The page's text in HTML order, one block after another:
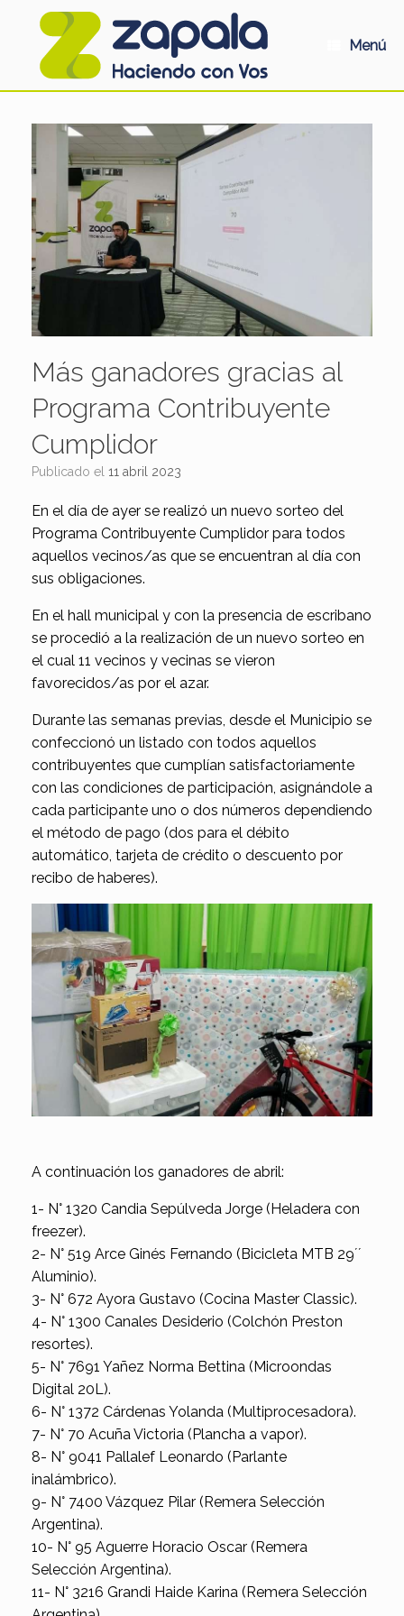
Menú
Más ganadores gracias al
Programa Contribuyente
Cumplidor
Publicado el 11 abril 2023
En el día de ayer se realizó un nuevo sorteo del
Programa Contribuyente Cumplidor para todos
aquellos vecinos/as que se encuentran al día con
sus obligaciones.
En el hall municipal y con la presencia de escribano
se procedió a la realización de un nuevo sorteo en
el cual 11 vecinos y vecinas se vieron
favorecidos/as por el azar.
Durante las semanas previas, desde el Municipio se
confeccionó un listado con todos aquellos
contribuyentes que cumplían satisfactoriamente
con las condiciones de participación, asignándole a
cada participante uno o dos números dependiendo
el método de pago (dos para el débito
automático, tarjeta de crédito o descuento por
recibo de haberes).
A continuación los ganadores de abril:
1- N° 1320 Candia Sepúlveda Jorge (Heladera con
freezer).
2- N° 519 Arce Ginés Fernando (Bicicleta MTB 29´´
Aluminio).
3- N° 672 Ayora Gustavo (Cocina Master Classic).
4- N° 1300 Canales Desiderio (Colchón Preston
resortes).
5- N° 7691 Yañez Norma Bettina (Microondas
Digital 20L).
6- N° 1372 Cárdenas Yolanda (Multiprocesadora).
7- N° 70 Acuña Victoria (Plancha a vapor).
8- N° 9041 Pallalef Leonardo (Parlante
inalámbrico).
9- N° 7400 Vázquez Pilar (Remera Selección
Argentina).
10- N° 95 Aguerre Horacio Oscar (Remera
Selección Argentina).
11- N° 3216 Grandi Haide Karina (Remera Selección